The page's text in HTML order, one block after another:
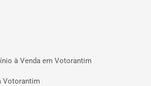
à Venda em Votorantim
Votorantim